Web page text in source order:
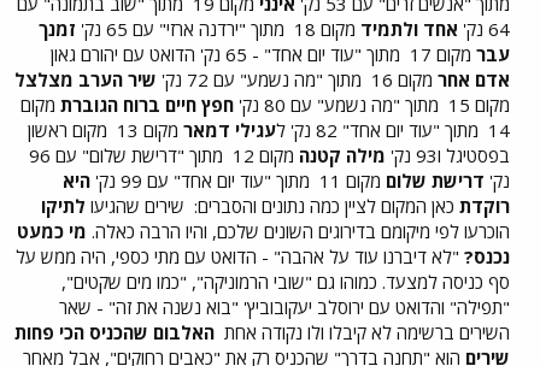
64 נק'
אחד ולתמיד מקום 18 מתוך "ירדנה ארזי" עם 65 נק'
זמנך
עבר מקום 17
מתוך "עוד יום אחד" - 65 נק' הדואט עם יהורם גאון
אדם אחר מקום 16 מתוך "מה נשמע" עם 72 נק'
שיר הערב מצלצל
מקום 15
מתוך "מה נשמע" עם 80 נק' חפץ חיים ברוח הגוברת מקום
14 מתוך "עוד יום אחד" 82 נק' ל עגילי דמאר מקום 13
מקום ראשון
בפסטיגל ו93 נק'
מילה קטנה מקום 12
מתוך "דרישת שלום" עם 96
נק' דרישת שלום מקום 11 מתוך "עוד יום אחד" עם 99 נק'
היא
רוקדת כאן המקום לציין כמה נתונים והסברים: שירים שהגיעו לתיקו
הוכרעו לפי מיקומם בדירוגים השונים שלכם, והיו הרבה כאלה. מי כמעט
נכנס? "לא דיברנו עוד על אהבה" - הדואט עם מתי כספי, היה ממש על
סף כניסה למצעד. כמוהו גם "שובי הרמוניקה", "כמו מים שקטים",
"תפילה" והדואט עם ירוסלב יעקובוביץ' "בוא נשנה את זה" - שאר
השירים ברשימה לא קיבלו ולו נקודה אחת האלבום שהכניס הכי פחות
שירים הוא "תחנה בדרך" שהכניס רק את "כאבים רחוקים", אבל מאחר